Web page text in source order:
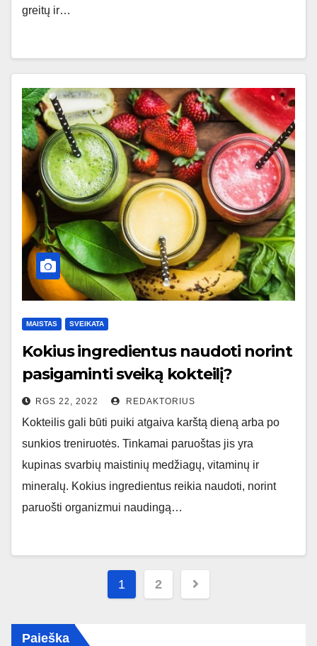
greitų ir…
MAISTAS SVEIKATA
Kokius ingredientus naudoti norint
pasigaminti sveiką kokteilį?
RGS 22, 2022 REDAKTORIUS
Kokteilis gali būti puiki atgaiva karštą dieną arba po
sunkios treniruotės. Tinkamai paruoštas jis yra
kupinas svarbių maistinių medžiagų, vitaminų ir
mineralų. Kokius ingredientus reikia naudoti, norint
paruošti organizmui naudingą…
Įrašų
1 2
Paieška